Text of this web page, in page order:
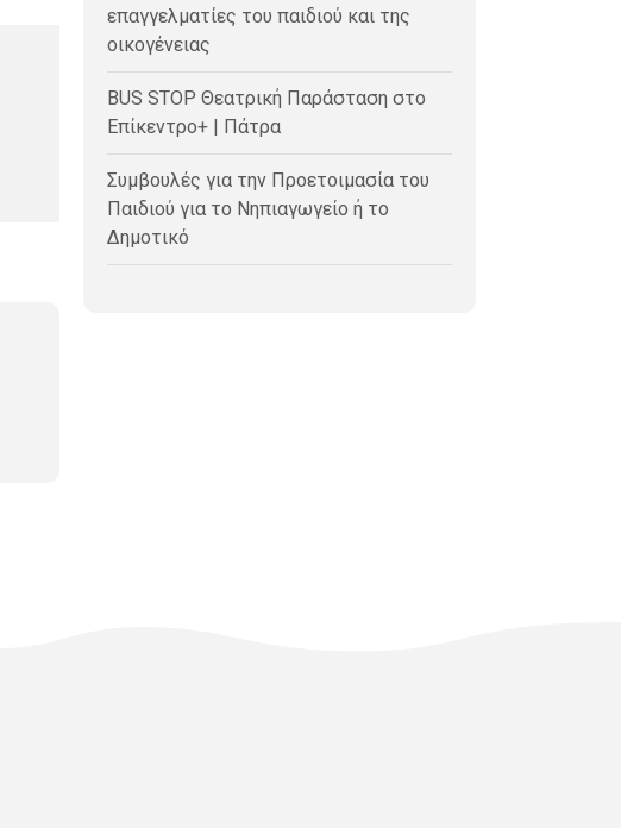
επαγγελματίες του παιδιού και της
οικογένειας
BUS STOP Θεατρική Παράσταση στο
Επίκεντρο+ | Πάτρα
Συμβουλές για την Προετοιμασία του
Παιδιού για το Νηπιαγωγείο ή το
Δημοτικό